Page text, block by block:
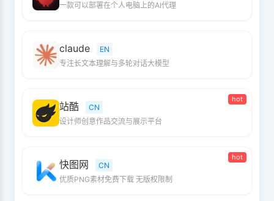
一款可以部署在个人电脑上的AI代理
claude
EN
专注长文本理解与多轮对话大模型
hot
站酷
CN
设计师创意作品交流与展示平台
hot
快图网
CN
优质PNG素材免费下载 无版权限制